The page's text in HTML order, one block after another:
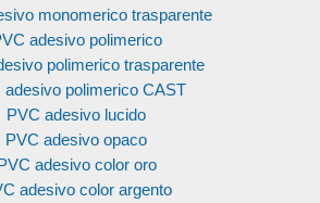
monomerico trasparente
adesivo polimerico
polimerico trasparente
adesivo polimerico CAST
PVC adesivo lucido
PVC adesivo opaco
adesivo color oro
adesivo color argento